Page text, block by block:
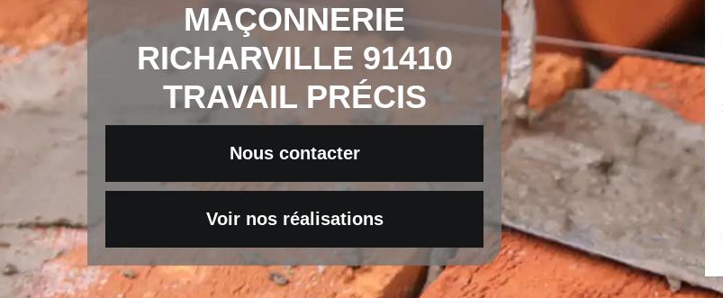
MAÇONNERIE
RICHARVILLE 91410
TRAVAIL PRÉCIS
Nous contacter
Voir nos réalisations